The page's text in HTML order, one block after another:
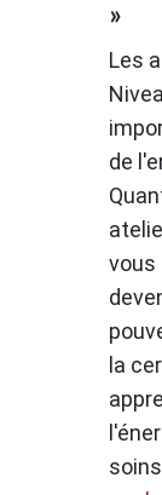
»
Les
de
vous
la